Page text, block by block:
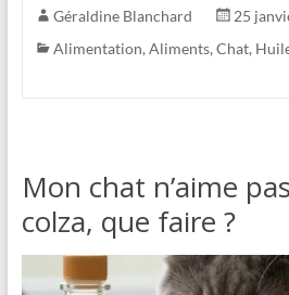
Géraldine Blanchard
25
Alimentation, Aliments, Chat,
Mon chat n’aime
colza, que faire ?